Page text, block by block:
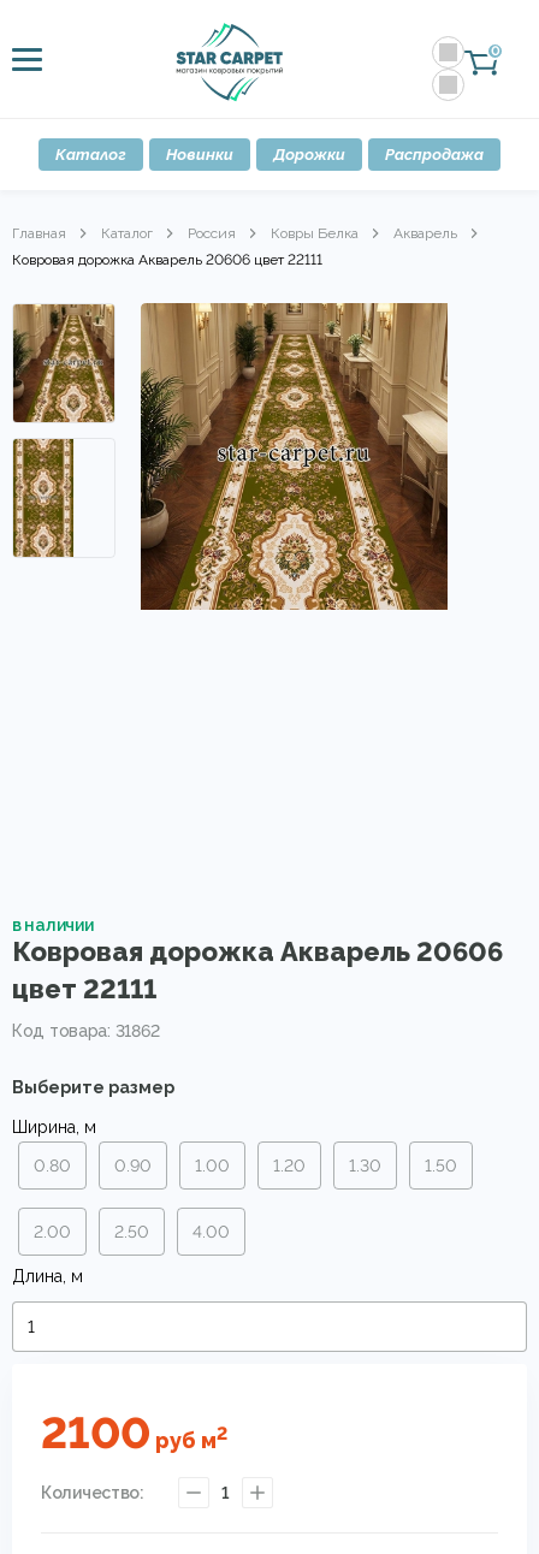
0
Каталог Новинки Дорожки Распродажа
Главная Каталог Россия Ковры Белка
Акварель
Ковровая дорожка Акварель 20606 цвет 22111
в наличии
Ковровая дорожка Акварель 20606
цвет 22111
Код товара: 31862
Выберите размер
Ширина, м
0.80
0.90 1.00 1.20 1.30 1.50
2.00 2.50 4.00
Длина, м
2100 руб м2
Количество: 1